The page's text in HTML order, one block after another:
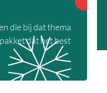
die bij dat thema
dat het best